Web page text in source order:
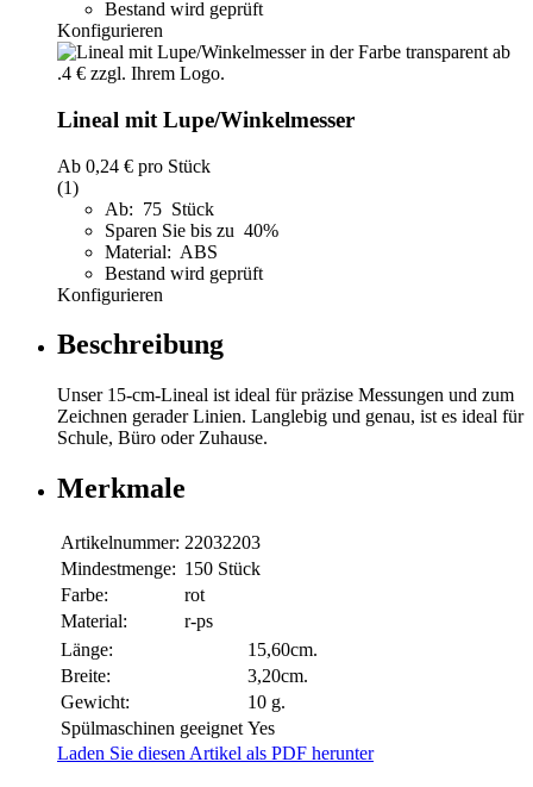
Bestand wird geprüft
Konfigurieren
Lineal mit Lupe/Winkelmesser
Ab 0,24 € pro Stück
(1)
Ab: 75 Stück
Sparen Sie bis zu 40%
Material: ABS
Bestand wird geprüft
Konfigurieren
Beschreibung
Unser 15-cm-Lineal ist ideal für präzise Messungen und zum
Zeichnen gerader Linien. Langlebig und genau, ist es ideal für
Schule, Büro oder Zuhause.
Merkmale
Artikelnummer: 22032203
Mindestmenge: 150 Stück
Farbe:
rot
Material:
r-ps
Länge:
15,60cm.
Breite:
3,20cm.
Gewicht:
10 g.
Spülmaschinen geeignet Yes
Laden Sie diesen Artikel als PDF herunter